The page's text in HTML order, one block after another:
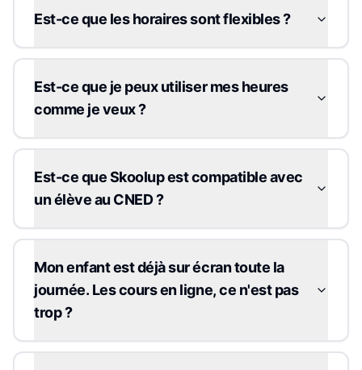
Est-ce que les horaires sont flexibles ?
Est-ce que je peux utiliser mes heures
comme je veux ?
Est-ce que Skoolup est compatible avec
un élève au CNED ?
Mon enfant est déjà sur écran toute la
journée. Les cours en ligne, ce n'est pas
trop ?